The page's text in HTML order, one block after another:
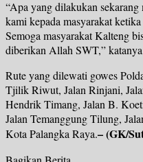
“Apa yang dilakukan sekarang
kami kepada masyarakat
Semoga masyarakat Kalteng
diberikan Allah SWT,”
Rute yang dilewati gowes
Tjilik Riwut, Jalan Rinjani,
Hendrik Timang, Jalan B.
Jalan Temanggung Tilung,
Kota Palangka Raya.– (GK/